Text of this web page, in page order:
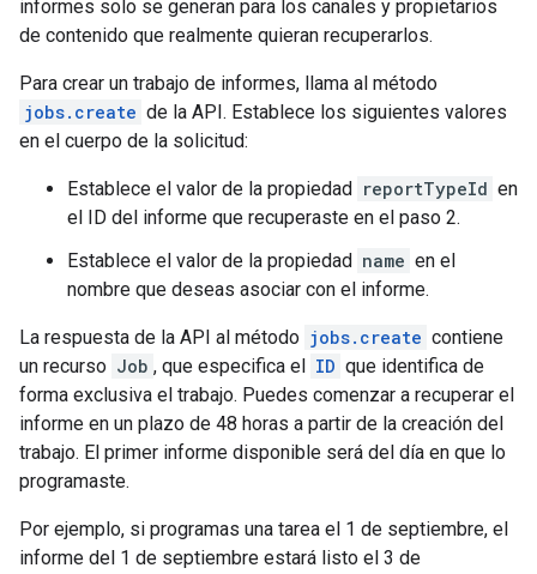
informes solo se generan para los canales y propietarios
de contenido que realmente quieran recuperarlos.
Para crear un trabajo de informes, llama al método
jobs.create de la API. Establece los siguientes valores
en el cuerpo de la solicitud:
Establece el valor de la propiedad reportTypeId en
el ID del informe que recuperaste en el paso 2.
Establece el valor de la propiedad name en el
nombre que deseas asociar con el informe.
La respuesta de la API al método jobs.create contiene
un recurso Job , que especifica el ID que identifica de
forma exclusiva el trabajo. Puedes comenzar a recuperar el
informe en un plazo de 48 horas a partir de la creación del
trabajo. El primer informe disponible será del día en que lo
programaste.
Por ejemplo, si programas una tarea el 1 de septiembre, el
informe del 1 de septiembre estará listo el 3 de